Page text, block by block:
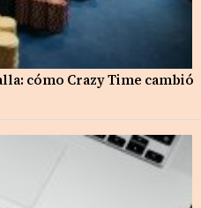
cómo Crazy Time cambió